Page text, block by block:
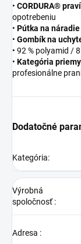
• CORDURA®
opotrebeniu
• Pútka na
• Gombík na
• 92 % polyamid /
• Kategória
profesionálne
Dodatočné
Kategória:
Výrobná
spoločnosť:
Adresa :